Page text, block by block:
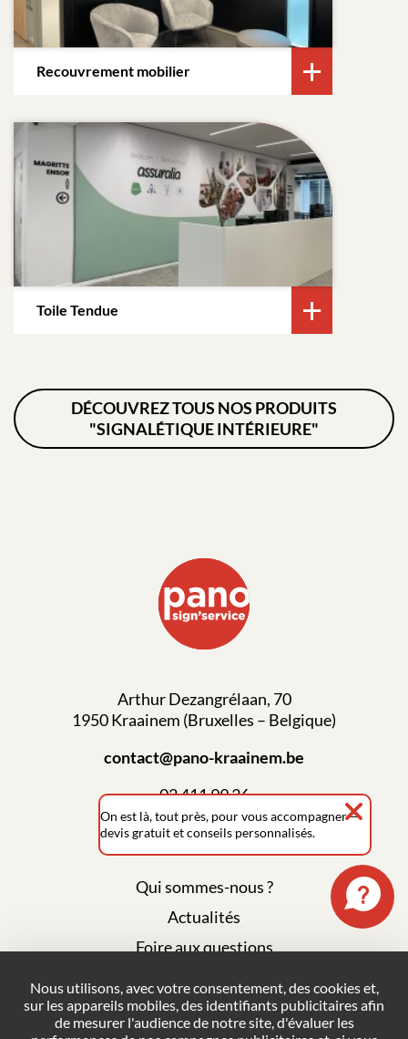
Recouvrement mobilier
Toile Tendue
DÉCOUVREZ TOUS NOS PRODUITS
"SIGNALÉTIQUE INTÉRIEURE"
Arthur Dezangrélaan, 70
1950 Kraainem (Bruxelles – Belgique)
contact@pano-kraainem.be
02 411 99 36
Qui sommes-nous ?
Actualités
Foire aux questions
Plan du site
On est là, tout près, pour vous accompagner —
devis gratuit et conseils personnalisés.
Nous utilisons, avec votre consentement, des cookies et,
sur les appareils mobiles, des identifiants publicitaires afin
de mesurer l'audience de notre site, d'évaluer les